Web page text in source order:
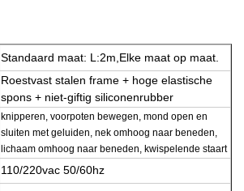
Standaard maat: L:2m, Elke maat op maat.
Roestvast stalen frame + hoge elastische
spons + niet-giftig siliconenrubber
knipperen, voorpoten bewegen, mond open en
sluiten met geluiden, nek omhoog naar beneden,
lichaam omhoog naar beneden, kwispelende staart
110/220vac 50/60hz